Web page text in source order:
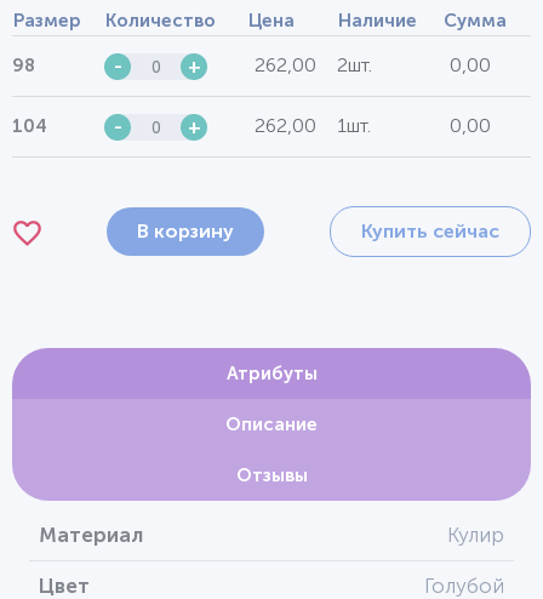
Размер Количество Цена Наличие Сумма
98 - + 262,00 2шт. 0,00
104 - + 262,00 1шт. 0,00
В корзину Купить сейчас
Атрибуты
Описание
Отзывы
Материал Кулир
Цвет Голубой